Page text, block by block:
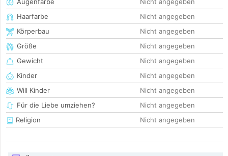
Haarfarbe
Nicht angegeben
Körperbau
Nicht angegeben
Größe
Nicht angegeben
Gewicht
Nicht angegeben
Kinder
Nicht angegeben
Will Kinder
Nicht angegeben
Für die Liebe umziehen?
Nicht angegeben
Religion
Nicht angegeben